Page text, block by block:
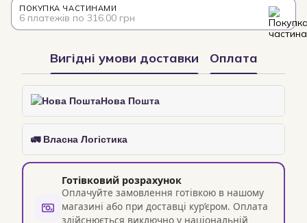
ПОКУПКА ЧАСТИНАМИ
6 платежів по 316.00 грн
Вигідні умови доставки Оплата
Нова Пошта
🚛 Власна Логістика
Готівковий розрахунок
Оплачуйте замовлення готівкою в нашому
магазині або при доставці кур’єром. Оплата
здійснюється виключно у національній